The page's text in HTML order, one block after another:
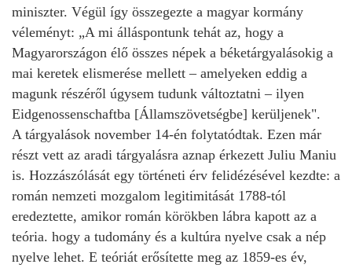
miniszter. Végül így összegezte a magyar kormány
véleményt: „A mi álláspontunk tehát az, hogy a
Magyarországon élő összes népek a béketárgyalásokig a
mai keretek elismerése mellett – amelyeken eddig a
magunk részéről úgysem tudunk változtatni – ilyen
Eidgenossenschaftba [Államszövetségbe] kerüljenek".
A tárgyalások november 14-én folytatódtak. Ezen már
részt vett az aradi tárgyalásra aznap érkezett Juliu Maniu
is. Hozzászólását egy történeti érv felidézésével kezdte: a
román nemzeti mozgalom legitimitását 1788-tól
eredeztette, amikor román körökben lábra kapott az a
teória. hogy a tudomány és a kultúra nyelve csak a nép
nyelve lehet. E teóriát erősítette meg az 1859-es év,